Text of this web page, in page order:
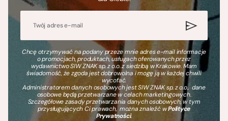
Chcę otrzymywać na podany przeze mnie adres e-mail informacje
o promocjach, produktach, usługach oferowanych przez
wydawnictwo SIW ZNAK sp. z o.o. z siedzibą w Krakowie. Mam
świadomość, że zgoda jest dobrowolna i mogę ją w każdej chwili
wycofać.
Administratorem danych osobowych jest SIW ZNAK sp. z o.o., dane
osobowe będą przetwarzane w celach marketingowych.
Szczegółowe zasady przetwarzania danych osobowych, w tym
przysługujących Ci prawach, można znaleźć wPolityce
Prywatności.